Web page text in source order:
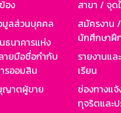
อง
มูลส่วนบุคคล
นาคารแห่ง
ายมือชื่อกำกับ
รออมสิน
ญาตผู้ขาย
สาขา / จุด
สมัครงาน
นักศึกษาฝึ
รายงานแล
เรียน
ช่องทางแจ้
ทุจริตและ